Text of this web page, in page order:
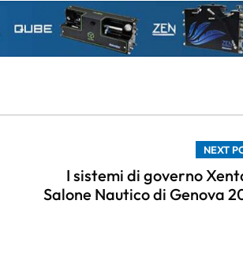
NEXT
I sistemi di governo
Salone Nautico di Genova